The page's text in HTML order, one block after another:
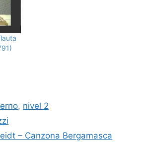
, nivel 2
– Canzona Bergamasca